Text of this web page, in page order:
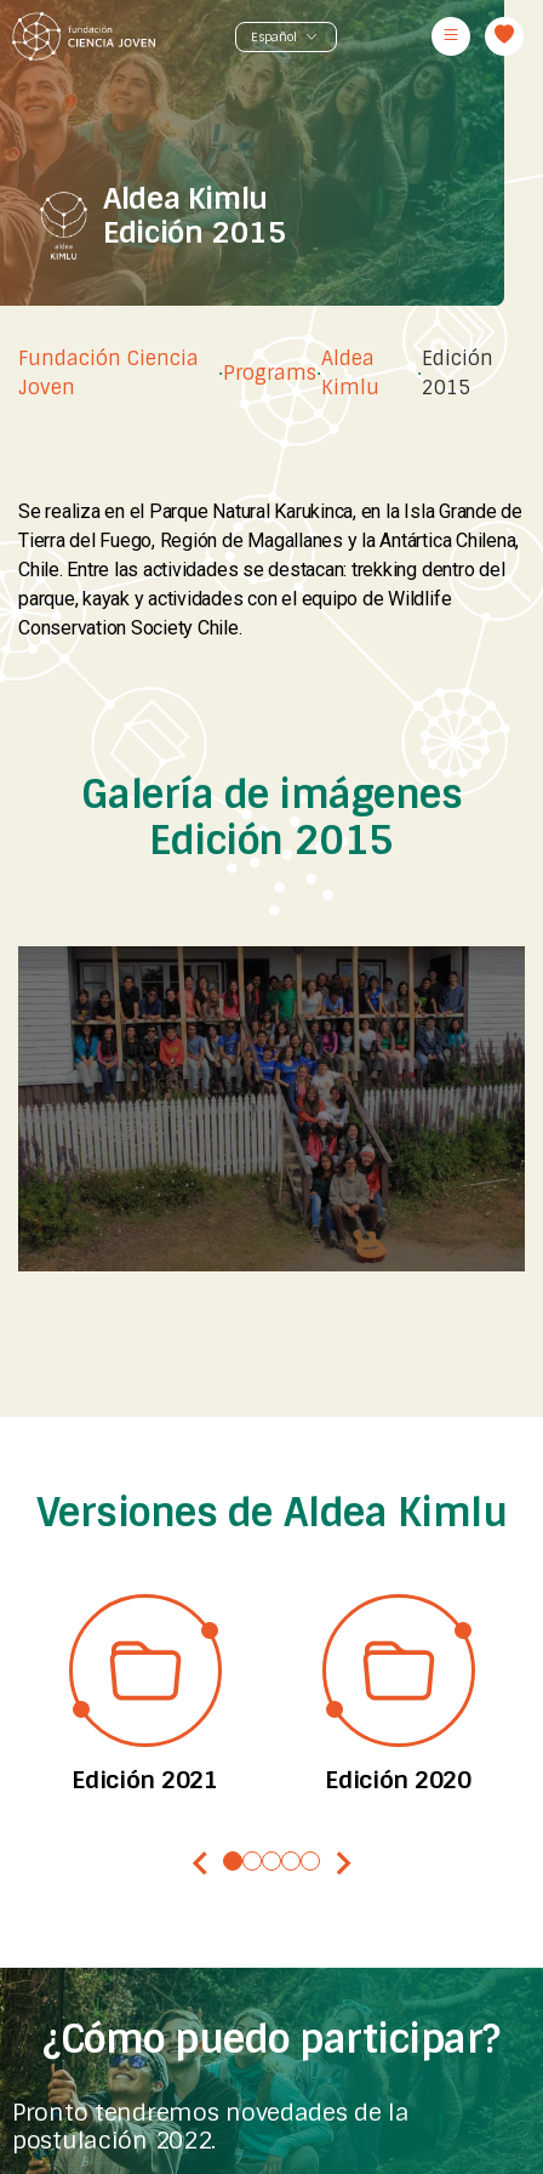
Aldea Kimlu
Edición 2015
Fundación Ciencia
Joven
·Programs·
Aldea
Kimlu
·
Edición
2015
Se realiza en el Parque Natural Karukinca, en la Isla Grande de
Tierra del Fuego, Región de Magallanes y la Antártica Chilena,
Chile. Entre las actividades se destacan: trekking dentro del
parque, kayak y actividades con el equipo de Wildlife
Conservation Society Chile.
Galería de imágenes
Edición 2015
Versiones de Aldea Kimlu
Edición 2021 Edición 2020
chevron_left chevron_right
¿Cómo puedo participar?
Pronto tendremos novedades de la
postulación 2022.